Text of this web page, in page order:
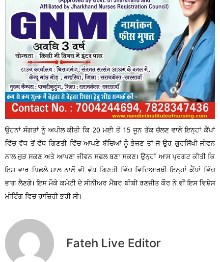
ਉਹਨਾਂ ਸੰਗਤਾਂ ਨੂੰ ਅਪੀਲ ਕੀਤੀ ਕਿ 20 ਮਈ ਤੋਂ 15 ਜੂਨ ਤੱਕ ਚੱਲਣ ਵਾਲੇ ਇਨ੍ਹਾਂ ਕੈਂਪਾਂ
ਵਿੱਚ ਵੱਧ ਤੋਂ ਵੱਧ ਗਿਣਤੀ ਵਿੱਚ ਆਪਣੇ ਬੱਚਿਆਂ ਨੂੰ ਭੇਜਣ ਤਾਂ ਜੋ ਉਹ ਗੁਰਸਿੱਖੀ ਜੀਵਨ
ਨਾਲ ਜੁੜ ਸਕਣ ਅਤੇ ਆਪਣਾ ਜੀਵਨ ਸਫਲ ਬਣਾ ਸਕਣ। ਉਨ੍ਹਾਂ ਆਸ ਪ੍ਰਗਟ ਕੀਤੀ ਕਿ
ਇਸ ਵਾਰ ਪਿਛਲੇ ਸਾਲ ਨਾਲੋਂ ਵੀ ਵੱਧ ਗਿਣਤੀ ਵਿੱਚ ਵਿਦਿਆਰਥੀ ਇਨ੍ਹਾਂ ਕੈਂਪਾਂ ਵਿੱਚ
ਭਾਗ ਲੈਣਗੇ। ਇਸ ਮੌਕੇ ਕਮੇਟੀ ਦੇ ਸੀਨੀਅਰ ਮੈਂਬਰ ਬੀਬੀ ਰਣਜੀਤ ਕੌਰ ਨੇ ਵੀਂ ਇਸ ਵਿਸ਼ੇਸ
ਮੀਟਿੰਗ ਵਿਚ ਹਾਜ਼ਿਰੀ ਭਰੀ ਸੀ।
Fateh Live Editor